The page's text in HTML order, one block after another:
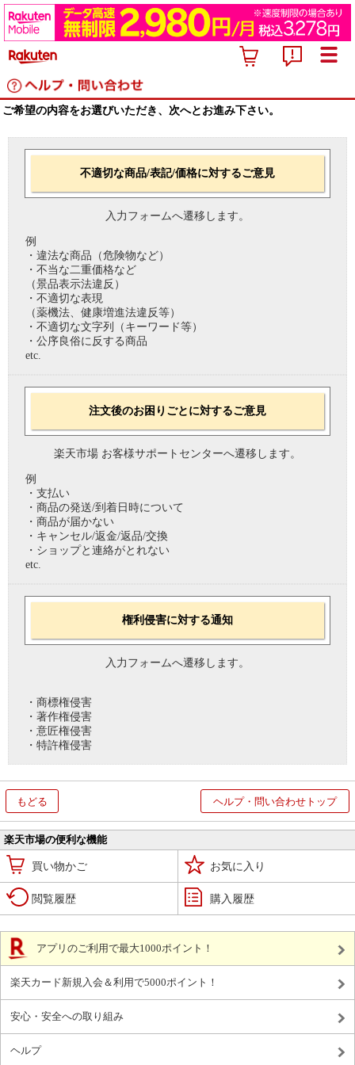
ご希望の内容をお選びいただき、次へとお進み下さい。
不適切な商品/表記/価格に対するご意見
入力フォームへ遷移します。
例
・違法な商品（危険物など）
・不当な二重価格など
（景品表示法違反）
・不適切な表現
（薬機法、健康増進法違反等）
・不適切な文字列（キーワード等）
・公序良俗に反する商品
etc.
注文後のお困りごとに対するご意見
楽天市場 お客様サポートセンターへ遷移します。
例
・支払い
・商品の発送/到着日時について
・商品が届かない
・キャンセル/返金/返品/交換
・ショップと連絡がとれない
etc.
権利侵害に対する通知
入力フォームへ遷移します。
・商標権侵害
・著作権侵害
・意匠権侵害
・特許権侵害
もどる ヘルプ・問い合わせトップ
楽天市場の便利な機能
買い物かご お気に入り
閲覧履歴 購入履歴
アプリのご利用で最大1000ポイント！
楽天カード新規入会＆利用で5000ポイント！
安心・安全への取り組み
ヘルプ